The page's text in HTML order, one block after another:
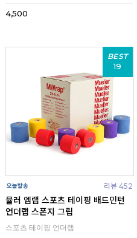
4,500
BEST
19
리뷰 452
뮬러 엠랩 스포츠 테이핑 배드민턴
언더랩 스폰지 그립
스포츠 테이핑 언더랩